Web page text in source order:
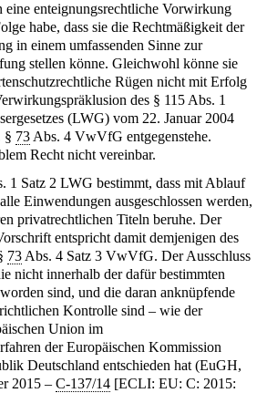
eine enteignungsrechtliche Vorwirkung
habe, dass sie die Rechtmäßigkeit der
in einem umfassenden Sinne zur
stellen könne. Gleichwohl könne sie
Rügen nicht mit Erfolg
des § 115 Abs. 1
(LWG) vom 22. Januar 2004
§ 73Abs. 4 VwVfG entgegenstehe.
Recht nicht vereinbar.
1 Satz 2 LWG bestimmt, dass mit Ablauf
Einwendungen ausgeschlossen werden,
privatrechtlichen Titeln beruhe. Der
entspricht damit demjenigen des
73 Abs. 4 Satz 3 VwVfG. Der Ausschluss
nicht innerhalb der dafür bestimmten
sind, und die daran anknüpfende
Kontrolle sind – wie der
Union im
der Europäischen Kommission
Deutschland entschieden hat (EuGH,
2015 – C-137/14 [ECLI: EU: C: 2015: